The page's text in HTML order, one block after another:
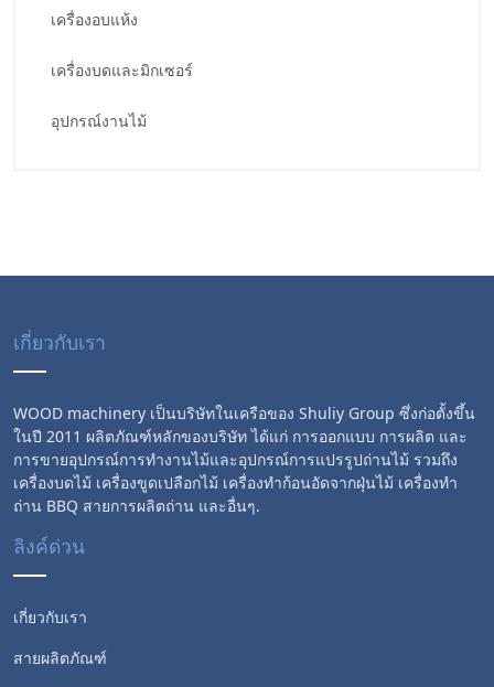
เครื่องอบแห้ง
เครื่องบดและมิกเซอร์
อุปกรณ์งานไม้
เกี่ยวกับเรา
WOOD machinery เป็นบริษัทในเครือของ Shuliy Group ซึ่งก่อตั้งขึ้น
ในปี 2011 ผลิตภัณฑ์หลักของบริษัท ได้แก่ การออกแบบ การผลิต และ
การขายอุปกรณ์การทำงานไม้และอุปกรณ์การแปรรูปถ่านไม้ รวมถึง
เครื่องบดไม้ เครื่องขูดเปลือกไม้ เครื่องทำก้อนอัดจากฝุ่นไม้ เครื่องทำ
ถ่าน BBQ สายการผลิตถ่าน และอื่นๆ.
ลิงค์ด่วน
เกี่ยวกับเรา
สายผลิตภัณฑ์